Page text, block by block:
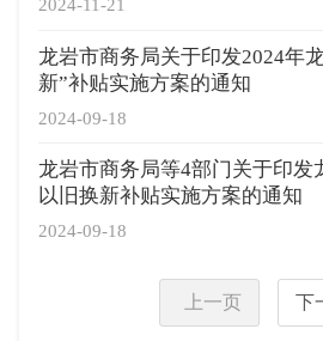
2024-11-21
2024-09-18
龙岩市商务局关于印发2024年
新”补贴实施方案的通知
2024-09-18
龙岩市商务局等4部门关于印发
以旧换新补贴实施方案的通知
上一页 下